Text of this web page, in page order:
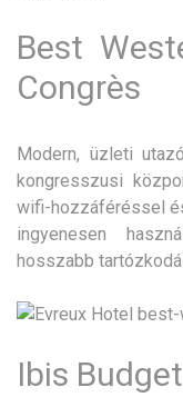
Best
Congrès
Modern, üzleti
kongresszusi
wifi-hozzáféréssel
ingyenesen
hosszabb
Ibis